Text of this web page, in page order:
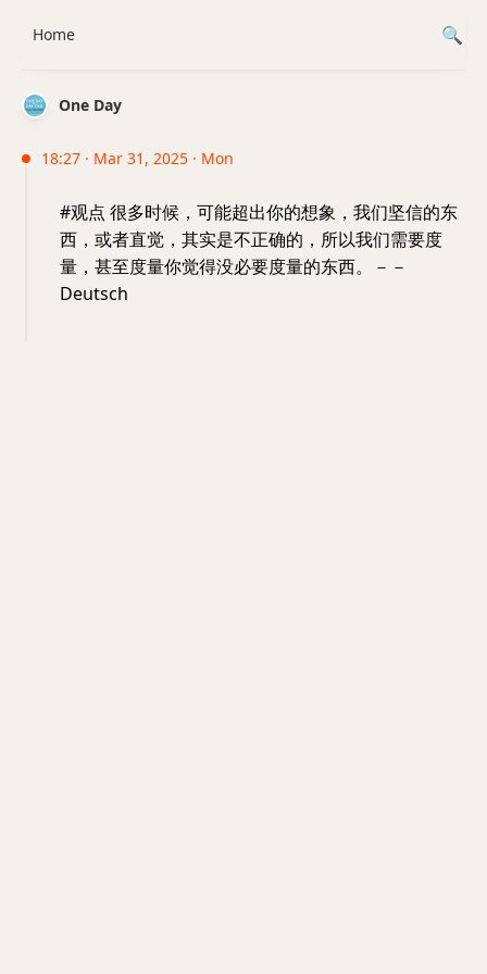
One Day
18:27 · Mar 31, 2025 · Mon
#观点 很多时候，可能超出你的想象，我们坚信的东
西，或者直觉，其实是不正确的，所以我们需要度
量，甚至度量你觉得没必要度量的东西。－－
Deutsch
Home